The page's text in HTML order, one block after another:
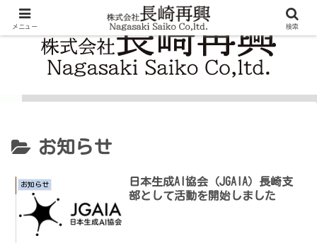
お知らせ
お知らせ
日本生成AI協会（JGAIA）長崎支
部として活動を開始しました
メニュー 検索